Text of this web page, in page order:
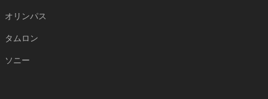
オリンパス
タムロン
ソニー